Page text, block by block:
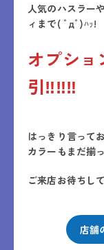
人気のハスラー
ィまで( ﾟдﾟ)ﾊｯ!
オプショ
引‼‼‼
はっきり言って
カラーもまだ揃
ご来店お待ちし
店舗